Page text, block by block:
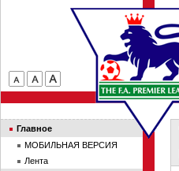
Главное
МОБИЛЬНАЯ ВЕРСИЯ
Лента